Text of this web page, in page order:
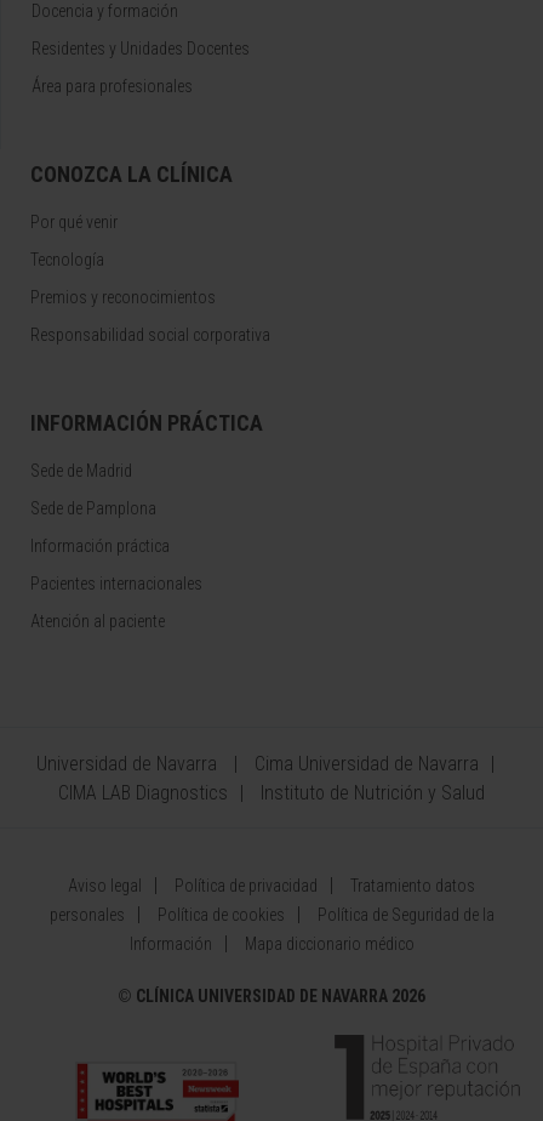
Docencia y formación
Residentes y Unidades Docentes
Área para profesionales
CONOZCA LA CLÍNICA
Por qué venir
Tecnología
Premios y reconocimientos
Responsabilidad social corporativa
INFORMACIÓN PRÁCTICA
Sede de Madrid
Sede de Pamplona
Información práctica
Pacientes internacionales
Atención al paciente
Universidad de Navarra
Cima Universidad de Navarra
CIMA LAB Diagnostics
Instituto de Nutrición y Salud
Aviso legal Política de privacidad
Tratamiento datos
personales
Política de cookies
Política de Seguridad de la
Información
Mapa diccionario médico
© CLÍNICA UNIVERSIDAD DE NAVARRA 2026